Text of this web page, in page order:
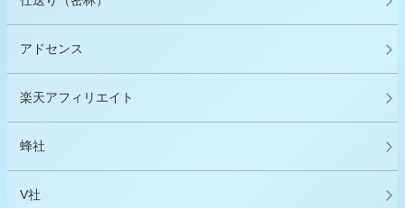
アドセンス
楽天アフィリエイト
蜂社
V社